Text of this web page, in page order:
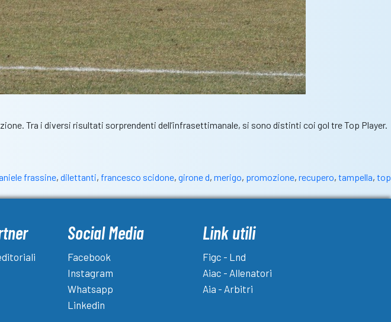
Tra i diversi risultati sorprendenti dell’infrasettimanale, si sono distinti coi gol tre Top Player.
frassine, dilettanti, francesco scidone, girone d, merigo, promozione, recupero, tampella, top
Social Media
Facebook
Instagram
Whatsapp
Linkedin
Link utili
Figc - Lnd
Aiac - Allenatori
Aia - Arbitri